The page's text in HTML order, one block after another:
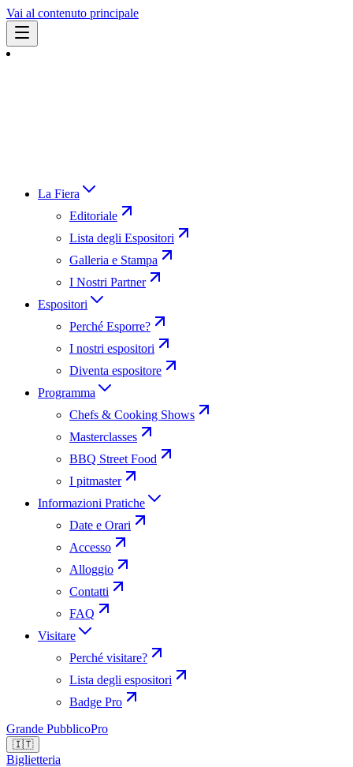
Vai al contenuto principale
La Fiera
Editoriale
Lista degli Espositori
Galleria e Stampa
I Nostri Partner
Espositori
Perché Esporre?
I nostri espositori
Diventa espositore
Programma
Chefs & Cooking Shows
Masterclasses
BBQ Street Food
I pitmaster
Informazioni Pratiche
Date e Orari
Accesso
Alloggio
Contatti
FAQ
Visitare
Perché visitare?
Lista degli espositori
Badge Pro
Grande PubblicoPro
🇮🇹
Biglietteria